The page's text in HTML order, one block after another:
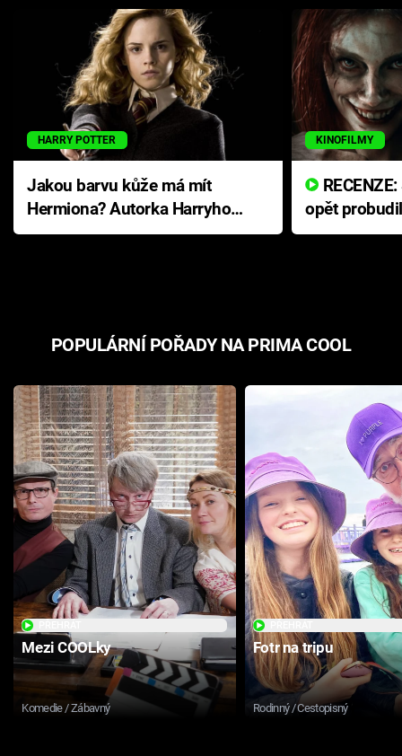
HARRY POTTER
Jakou barvu kůže má mít
Hermiona? Autorka Harryho
Pottera přišla s ráznou
KINOFILMY
opět
přichází s
POPULÁRNÍ POŘADY NA PRIMA COOL
Mezi COOLky
Komedie / Zábavný
Fotr na tripu
Rodinný / Cestopisný